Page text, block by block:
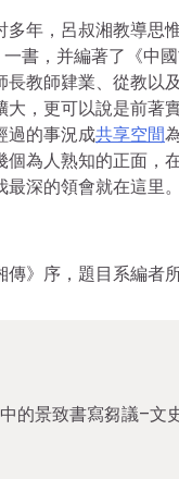
年，呂叔湘教導思
書，并編著了《中
教師肄業、從教
，更可以說是前著
過的事況成共享空間
為人熟知的正面
深的領會就在這里
傳》序，題目系編
的景致書寫芻議–文